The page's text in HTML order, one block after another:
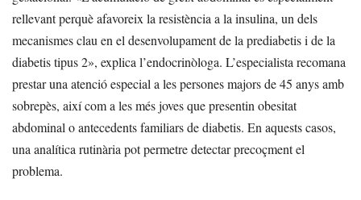
rellevant perquè afavoreix la resistència a la insulina, un dels
mecanismes clau en el desenvolupament de la prediabetis i de la
diabetis tipus 2», explica l’endocrinòloga. L’especialista recomana
prestar una atenció especial a les persones majors de 45 anys amb
sobrepès, així com a les més joves que presentin obesitat
abdominal o antecedents familiars de diabetis. En aquests casos,
una analítica rutinària pot permetre detectar precoçment el
problema.